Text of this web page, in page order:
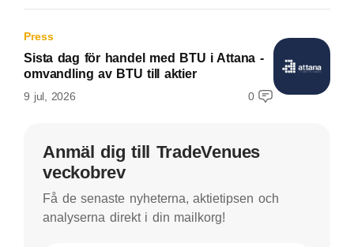
Press
Sista dag för handel med BTU i Attana -
omvandling av BTU till aktier
9 jul, 2026 0
Anmäl dig till TradeVenues
veckobrev
Få de senaste nyheterna, aktietipsen och
analyserna direkt i din mailkorg!